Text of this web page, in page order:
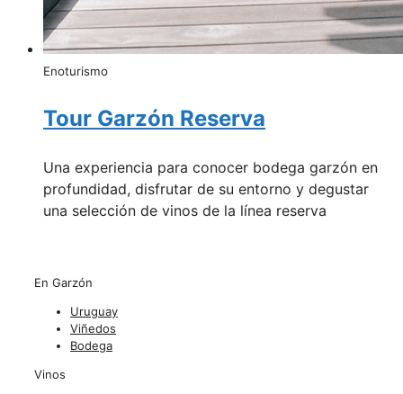
Enoturismo
Tour Garzón Reserva
Una experiencia para conocer bodega garzón en
profundidad, disfrutar de su entorno y degustar
una selección de vinos de la línea reserva
En Garzón
Uruguay
Viñedos
Bodega
Vinos